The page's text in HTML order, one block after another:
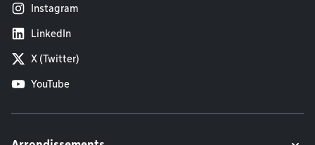
Instagram
LinkedIn
X (Twitter)
YouTube